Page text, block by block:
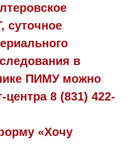
суточное
в
ПИМУ можно
8 (831) 422-
«Хочу